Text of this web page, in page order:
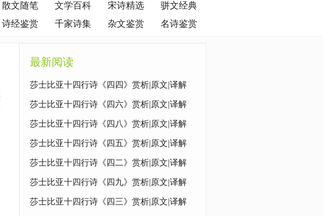
散文随笔 文学百科 宋诗精选
骈文经典
诗经鉴赏 千家诗集 杂文鉴赏 名诗鉴赏
最新阅读
莎士比亚十四行诗《四四》赏析|原文|译解
莎士比亚十四行诗《四六》赏析|原文|译解
莎士比亚十四行诗《四八》赏析|原文|译解
莎士比亚十四行诗《四五》赏析|原文|译解
莎士比亚十四行诗《四二》赏析|原文|译解
莎士比亚十四行诗《四九》赏析|原文|译解
莎士比亚十四行诗《四三》赏析|原文|译解